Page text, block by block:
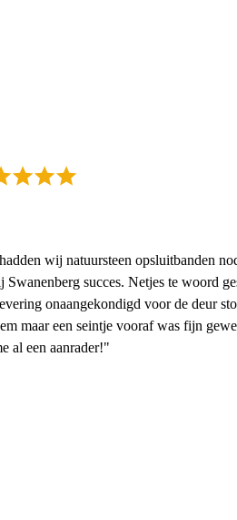
wij natuursteen opsluitbanden
succes. Netjes te woord
onaangekondigd voor de deur
maar een seintje vooraf was fijn
al een aanrader!"